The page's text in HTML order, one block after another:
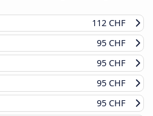
112 CHF
95 CHF
95 CHF
95 CHF
95 CHF